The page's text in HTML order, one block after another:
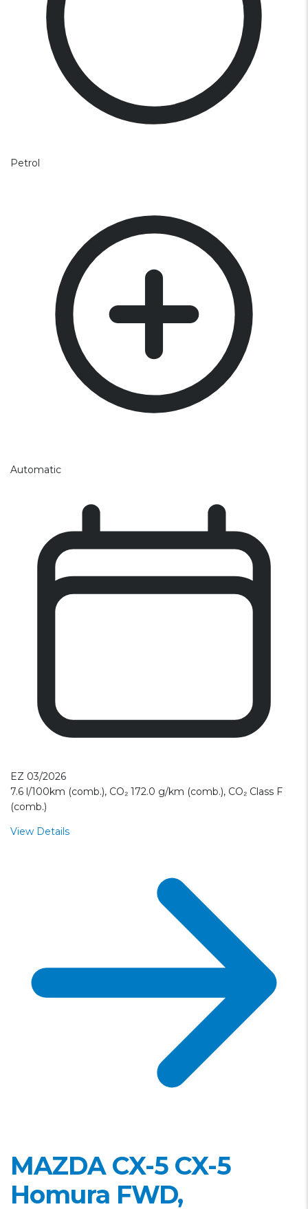
Petrol
Automatic
EZ 03/2026
7.6 l/100km (comb.), CO₂ 172.0 g/km (comb.), CO₂ Class F
(comb.)
View Details
MAZDA CX-5 CX-5
Homura FWD,